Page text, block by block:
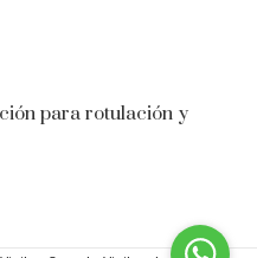
para rotulación y